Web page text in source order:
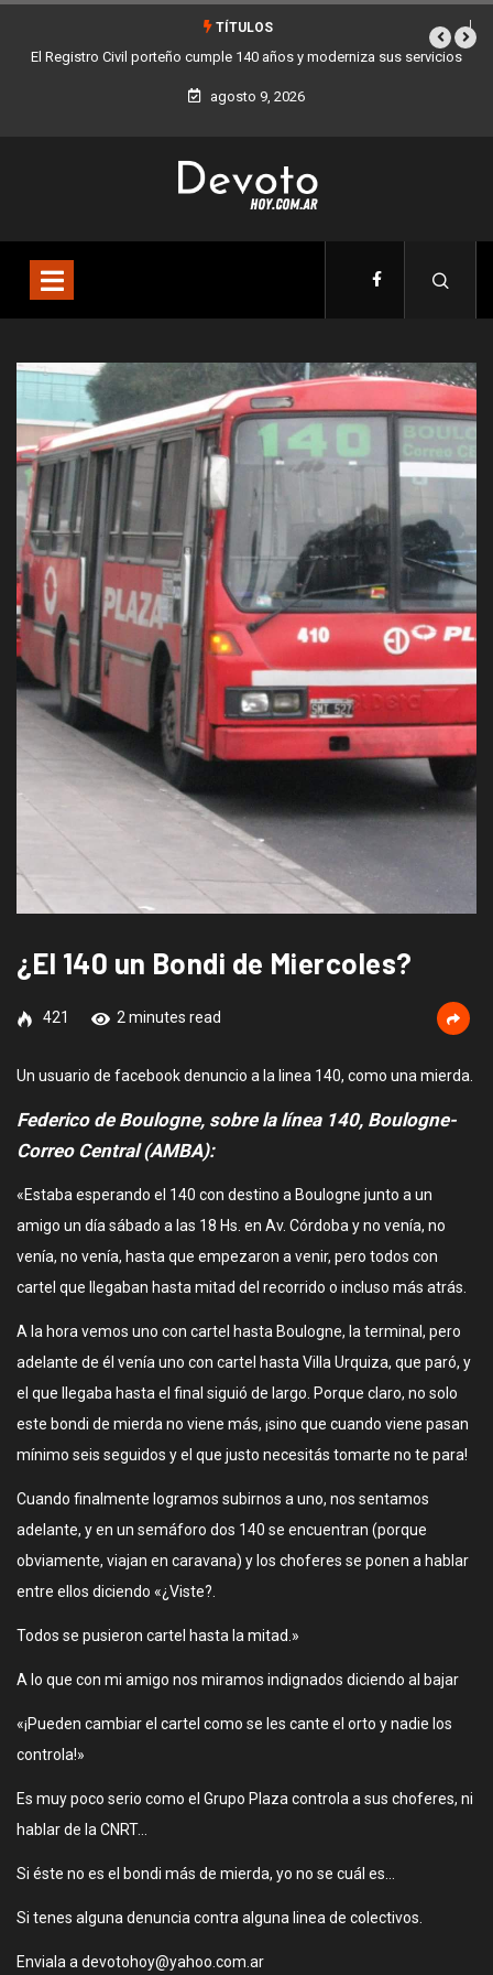
TÍTULOS
cumple 140 años y moderniza sus servicios Buenos Aires sumó 12
agosto 9, 2026
¿El 140 un Bondi de Miercoles?
421 2 minutes read
Un usuario de facebook denuncio a la linea 140, como una mierda.
Federico de Boulogne, sobre la línea 140, Boulogne-
Correo Central (AMBA):
«Estaba esperando el 140 con destino a Boulogne junto a un
amigo un día sábado a las 18 Hs. en Av. Córdoba y no venía, no
venía, no venía, hasta que empezaron a venir, pero todos con
cartel que llegaban hasta mitad del recorrido o incluso más atrás.
A la hora vemos uno con cartel hasta Boulogne, la terminal, pero
adelante de él venía uno con cartel hasta Villa Urquiza, que paró, y
el que llegaba hasta el final siguió de largo. Porque claro, no solo
este bondi de mierda no viene más, ¡sino que cuando viene pasan
mínimo seis seguidos y el que justo necesitás tomarte no te para!
Cuando finalmente logramos subirnos a uno, nos sentamos
adelante, y en un semáforo dos 140 se encuentran (porque
obviamente, viajan en caravana) y los choferes se ponen a hablar
entre ellos diciendo «¿Viste?.
Todos se pusieron cartel hasta la mitad.»
A lo que con mi amigo nos miramos indignados diciendo al bajar
«¡Pueden cambiar el cartel como se les cante el orto y nadie los
controla!»
Es muy poco serio como el Grupo Plaza controla a sus choferes, ni
hablar de la CNRT…
Si éste no es el bondi más de mierda, yo no se cuál es…
Si tenes alguna denuncia contra alguna linea de colectivos.
Enviala a devotohoy@yahoo.com.ar